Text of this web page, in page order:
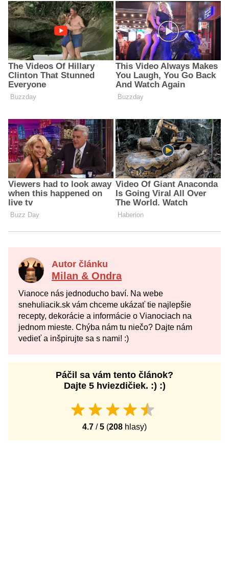
Autor článku
Milan & Ondra
Vianoce nás jednoducho baví. Na webe
snehuliacik.sk vám chceme ukázať tie najlepšie
recepty, dekorácie a informácie o Vianociach na
jednom mieste. Chýba nám tu niečo? Dajte nám
vedieť a inšpirujte sa s nami! :)
Páčil sa vám tento článok?
Dajte 5 hviezdičiek. :) :)
4.7 /5 (208 hlasy)